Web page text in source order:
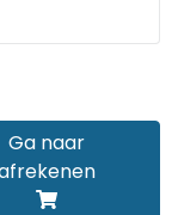
Ga naar